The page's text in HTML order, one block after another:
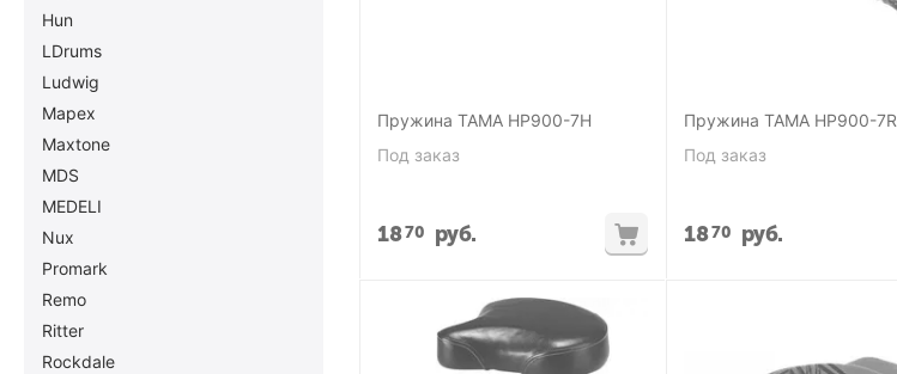
Пружина TAMA HP900-7H
Под заказ
1870 руб.
Пружина TAMA HP900-7R
Под заказ
1870 руб.
Hun
LDrums
Ludwig
Mapex
Maxtone
MDS
MEDELI
Nux
Promark
Remo
Ritter
Rockdale